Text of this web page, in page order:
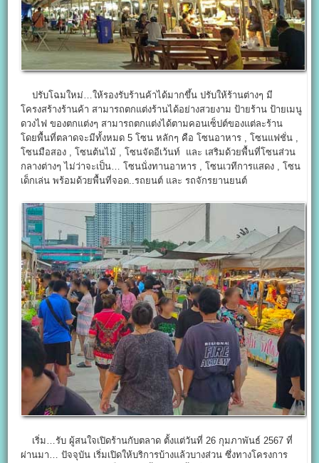
ปรับโฉมใหม่…ให้รองรับร้านค้าได้มากขึ้น ปรับให้ร้านต่างๆ มี
โครงสร้างร้านค้า สามารถตกแต่งร้านได้อย่างสวยงาม ป้ายร้าน ป้ายเมนู
ดวงไฟ ของตกแต่งๆ สามารถตกแต่งได้ตามคอนเซ็ปต์ของแต่ละร้าน
โดยพื้นที่ตลาดจะมีทั้งหมด 5 โซน หลักๆ คือ โซนอาหาร , โซนแฟชั่น ,
โซนมือสอง , โซนต้นไม้ , โซนจัดอีเว้นท์ และ เสริมด้วยพื้นที่โซนส่วน
กลางต่างๆ ไม่ว่าจะเป็น… โซนนั่งทานอาหาร , โซนเวทีการแสดง , โซน
เด็กเล่น พร้อมด้วยพื้นที่จอด..รถยนต์ และ รถจักรยานยนต์
เริ่ม…รับ ผู้สนใจเปิดร้านกับตลาด ตั้งแต่วันที่ 26 กุมภาพันธ์ 2567 ที่
ผ่านมา… ปัจจุบัน เริ่มเปิดให้บริการบ้างแล้วบางส่วน ซึ่งทางโครงการ